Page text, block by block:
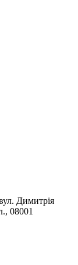
Димитрія
08001